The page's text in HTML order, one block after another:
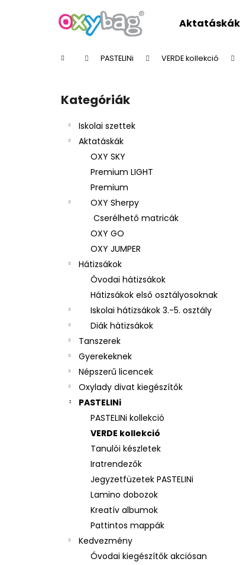
Aktatáskák
KezdőlapPASTELINi VERDE kollekció
Kategóriák
átugrása
Kategóriák
Iskolai szettek
Aktatáskák
OXY SKY
Premium LIGHT
Premium
OXY Sherpy
Cserélhető matricák
OXY GO
OXY JUMPER
Hátizsákok
Óvodai hátizsákok
Hátizsákok első osztályosoknak
Iskolai hátizsákok 3.-5. osztály
Diák hátizsákok
Tanszerek
Gyerekeknek
Népszerű licencek
Oxylady divat kiegészítők
PASTELINi
PASTELINi kollekció
VERDE kollekció
Tanulói készletek
Iratrendezők
Jegyzetfüzetek PASTELINi
Lamino dobozok
Kreatív albumok
Pattintos mappák
Kedvezmény
Óvodai kiegészítők akciósan
Vissza
Vissza
3 RÉSZES SZETT OXY NEXT BUNNY
26 490 Ft